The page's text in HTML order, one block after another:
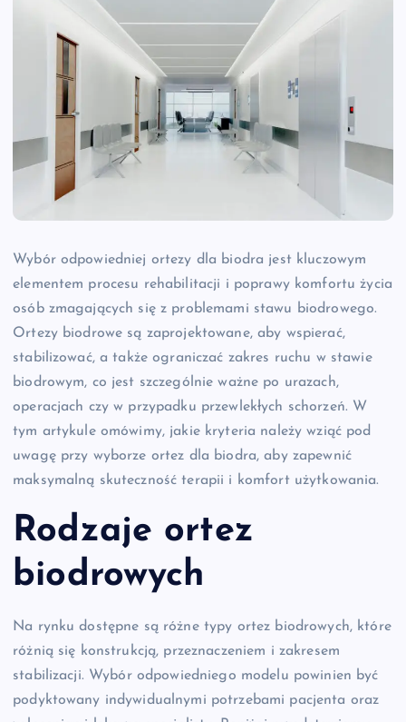
Wybór odpowiedniej ortezy dla biodra jest kluczowym
elementem procesu rehabilitacji i poprawy komfortu życia
osób zmagających się z problemami stawu biodrowego.
Ortezy biodrowe są zaprojektowane, aby wspierać,
stabilizować, a także ograniczać zakres ruchu w stawie
biodrowym, co jest szczególnie ważne po urazach,
operacjach czy w przypadku przewlekłych schorzeń. W
tym artykule omówimy, jakie kryteria należy wziąć pod
uwagę przy wyborze ortez dla biodra, aby zapewnić
maksymalną skuteczność terapii i komfort użytkowania.
Rodzaje ortez
biodrowych
Na rynku dostępne są różne typy ortez biodrowych, które
różnią się konstrukcją, przeznaczeniem i zakresem
stabilizacji. Wybór odpowiedniego modelu powinien być
podyktowany indywidualnymi potrzebami pacjenta oraz